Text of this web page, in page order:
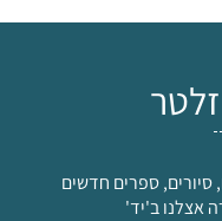
סיורים, ספרים חדשים
אצלנו ב'יד'